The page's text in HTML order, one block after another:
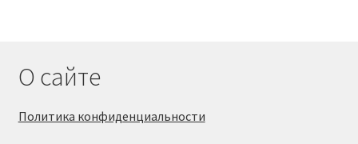
О сайте
Политика конфиденциальности